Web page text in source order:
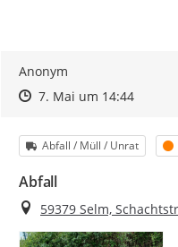
Anonym
Zeitpunkt des Erstellens
Zeitpunkt des Erstellens
7. Mai um 14:44Zur
Kategorie
Abfall / Müll / Unrat
Abfall
Ort
59379 Selm,